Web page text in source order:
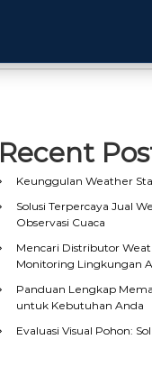
Recent
Keunggulan Weather
Solusi Terpercaya Jual
Observasi Cuaca
Mencari Distributor
Monitoring Lingkungan
Panduan Lengkap
untuk Kebutuhan Anda
Evaluasi Visual Pohon: